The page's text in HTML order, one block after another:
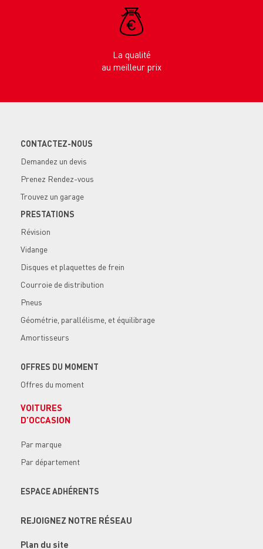
La qualité
au meilleur prix
CONTACTEZ-NOUS
Demandez un devis
Prenez Rendez-vous
Trouvez un garage
PRESTATIONS
Révision
Vidange
Disques et plaquettes de frein
Courroie de distribution
Pneus
Géométrie, parallélisme, et équilibrage
Amortisseurs
OFFRES DU MOMENT
Offres du moment
VOITURES
D’OCCASION
Par marque
Par département
ESPACE ADHÉRENTS
REJOIGNEZ NOTRE RÉSEAU
Plan du site